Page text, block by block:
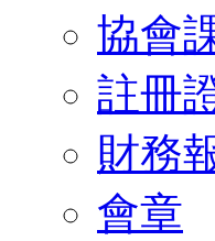
協會
註冊
財務
會章